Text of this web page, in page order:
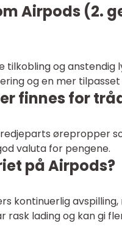
Airpods (2.
og anstendig
og en mer
finnes for
ørepropper
valuta for pengene.
på Airpods?
kontinuerlig
rask lading og kan gi